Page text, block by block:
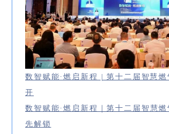
数智赋能·燃启新程 | 第十二届智慧
开
数智赋能·燃启新程｜第十二届智慧
先解锁